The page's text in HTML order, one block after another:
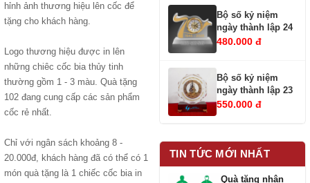
hỉnh ảnh thương hiệu lên cốc để
tặng cho khách hàng.
Logo thương hiệu được in lên
những chiêc cốc bia thủy tinh
thường gồm 1 - 3 màu. Quà tặng
102 đang cung cấp các sản phẩm
cốc rẻ nhất.
Chỉ với ngân sách khoảng 8 -
20.000đ, khách hàng đã có thể có 1
món quà tặng là 1 chiếc cốc bia in
Bộ số kỷ niệm
ngày thành lập 24
480.000 đ
Bộ số kỷ niệm
ngày thành lập 23
550.000 đ
TIN TỨC MỚI NHẤT
Quà tặng nhân